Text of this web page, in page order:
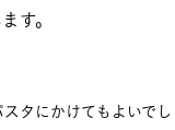
す。
タにかけてもよいでし